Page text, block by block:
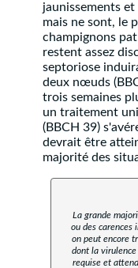
jaunissements
mais ne sont, le
champignons
restent assez
septoriose
deux nœuds
trois semaines
un traitement
(BBCH 39)
devrait être
majorité des
La grande
ou des carences
on peut encore
dont la
requise et